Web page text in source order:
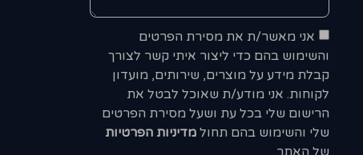
אני מאשר/ת את מסירת הפרטים
והשימוש בהם כדי ליצור איתי קשר לצורך
קבלת מידע על מוצרים, שירותים, מועדון
לקוחות. אני מודע/ת שאוכל לבטל את
הרישום שלי בכל עת ושעל מסירת הפרטים
שלי והשימוש בהם תחול מדיניות הפרטיות
של האתר.